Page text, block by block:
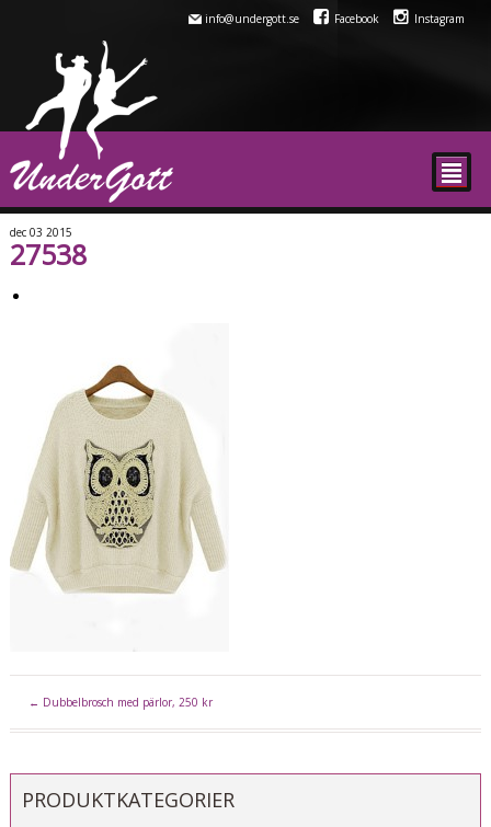
info@undergott.se Facebook Instagram
²
dec 03 2015
27538
← Dubbelbrosch med pärlor, 250 kr
PRODUKTKATEGORIER